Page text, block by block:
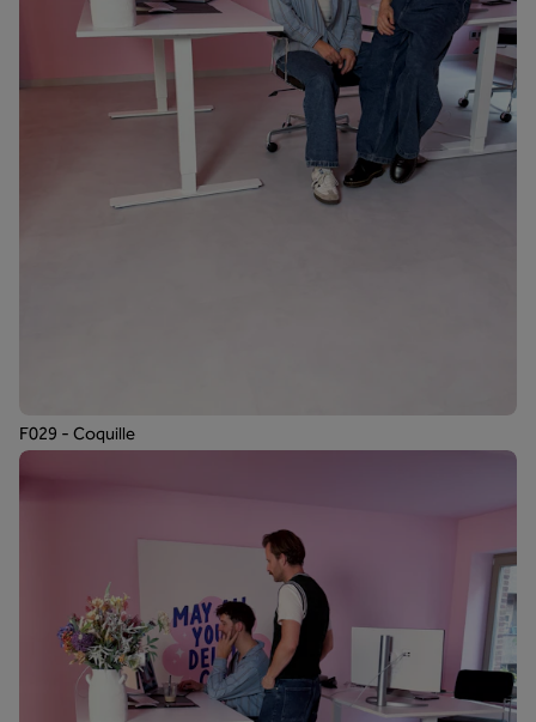
F029 - Coquille